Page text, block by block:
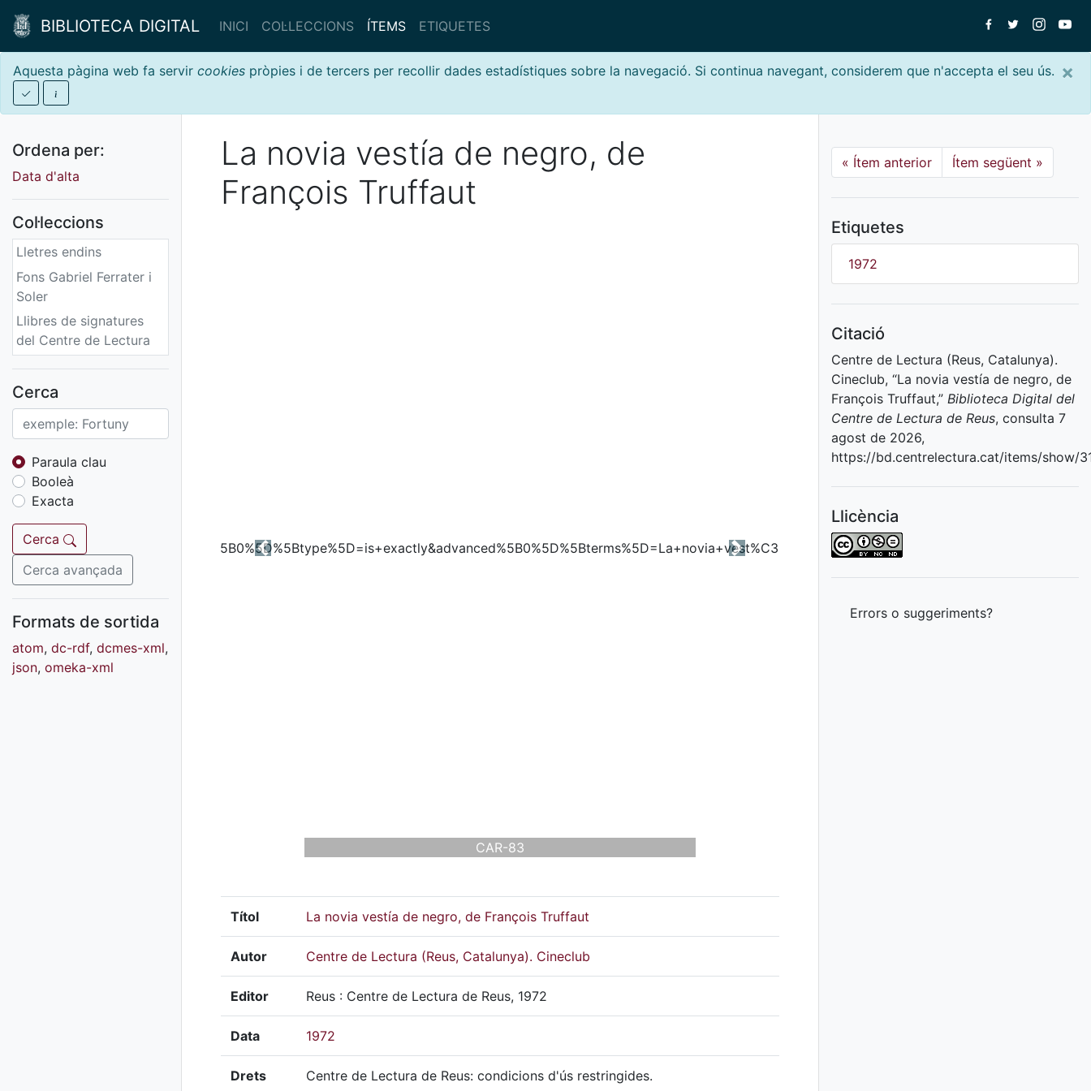
BIBLIOTECA DIGITAL INICI COL·LECCIONS ÍTEMS ETIQUETES
×
Aquesta pàgina web fa servir cookies pròpies i de tercers per recollir dades estadístiques sobre la navegació. Si continua navegant, considerem que n'accepta el seu ús.
Ordena per:
Data d'alta
Col·leccions
Lletres endins
Fons Gabriel Ferrater i
Soler
Llibres de signatures
del Centre de Lectura
Fons sonor de Ràdio
Reus
Cartells
Fons audiovisual
Fons local
Fons sonor
Goigs
Fons fotogràfic
Fons d'art
Cerca
Paraula clau
Booleà
Exacta
Cerca
Cerca avançada
Formats de sortida
atom, dc-rdf, dcmes-xml,
json, omeka-xml
La novia vestía de negro, de
François Truffaut
CAR-83
Previous Next
Títol La novia vestía de negro, de François Truffaut
Autor Centre de Lectura (Reus, Catalunya). Cineclub
Editor Reus : Centre de Lectura de Reus, 1972
Data 1972
Drets Centre de Lectura de Reus: condicions d'ús restringides.
« Ítem anterior Ítem següent »
Etiquetes
1972
Citació
Centre de Lectura (Reus, Catalunya).
Cineclub, “La novia vestía de negro, de
François Truffaut,” Biblioteca Digital del
Centre de Lectura de Reus, consulta 7
agost de 2026,
https://bd.centrelectura.cat/items/show/
Llicència
Errors o suggeriments?